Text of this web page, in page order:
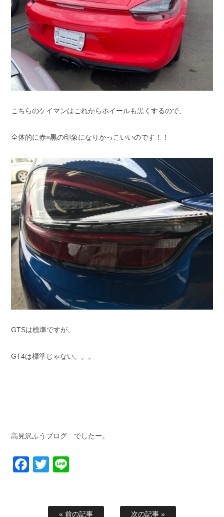
こちらのケイマンはこれからホイールも黒くするので、
全体的に赤×黒の印象になりかっこいいのです！！
GTSは標準ですが、
GT4は標準じゃない。。。
高見沢ふうブログ でしたー。
Facebook
Twitter
« 前の記事 次の記事 »